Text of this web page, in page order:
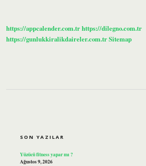
https://appcalender.com.trhttps://dilegno.com.tr
https://gunlukkiralikdaireler.com.trSitemap
SON YAZILAR
Yüzücü fitness yapar mı ?
Ağustos 9, 2026